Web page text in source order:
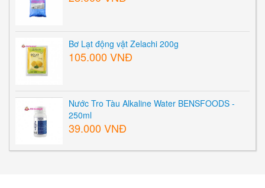
Bơ Lạt động vật Zelachi 200g
105.000 VNĐ
Nước Tro Tàu Alkaline Water BENSFOODS -
250ml
39.000 VNĐ